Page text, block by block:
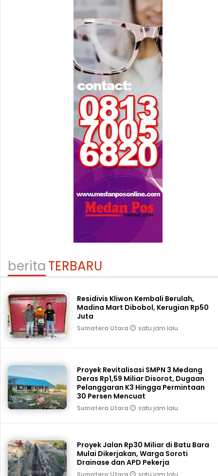
beritaTERBARU
Residivis Kliwon Kembali Berulah,
Madina Mart Dibobol, Kerugian Rp50
Juta
Sumatera Utara satu jam lalu
Proyek Revitalisasi SMPN 3 Medang
Deras Rp1,59 Miliar Disorot, Dugaan
Pelanggaran K3 Hingga Permintaan
30 Persen Mencuat
Sumatera Utara satu jam lalu
Proyek Jalan Rp30 Miliar di Batu Bara
Mulai Dikerjakan, Warga Soroti
Drainase dan APD Pekerja